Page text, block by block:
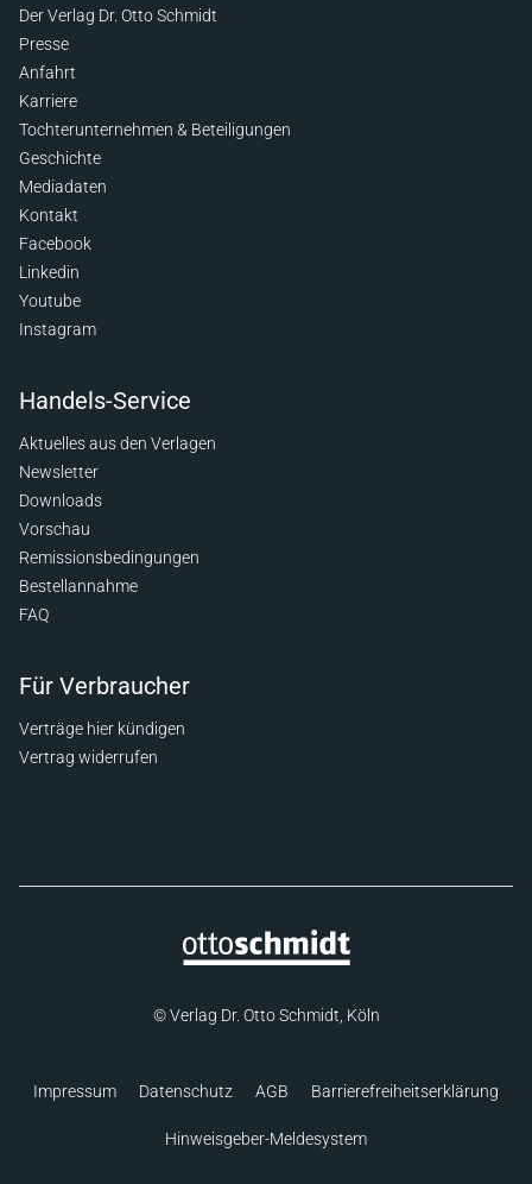
Der Verlag Dr. Otto Schmidt
Presse
Anfahrt
Karriere
Tochterunternehmen & Beteiligungen
Geschichte
Mediadaten
Kontakt
Facebook
Linkedin
Youtube
Instagram
Handels-Service
Aktuelles aus den Verlagen
Newsletter
Downloads
Vorschau
Remissionsbedingungen
Bestellannahme
FAQ
Für Verbraucher
Verträge hier kündigen
Vertrag widerrufen
© Verlag Dr. Otto Schmidt, Köln
Impressum Datenschutz AGB Barrierefreiheitserklärung
Hinweisgeber-Meldesystem